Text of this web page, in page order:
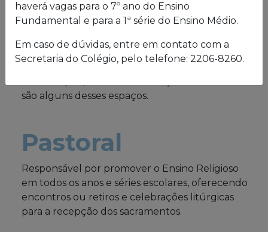
O Colégio oferece uma excelente estrutura para
atender a seus alunos em período integral.
Laboratórios de Química, Física e Biologia; salas
de leitura e de grupo; biblioteca; cybersala;
auditórios; complexo esportivo; piscina
são alguns desses espaços.
Pastoral
Responsável por promover o Ensino Religioso
em todos os anos e séries escolares, oferecendo
encontros ou retiros e celebrações litúrgicas
para a recepção dos sacramentos.
haverá vagas para o 7º ano do Ensino
Fundamental e para a 1ª série do Ensino Médio.
Em caso de dúvidas, entre em contato com a
Secretaria do Colégio, pelo telefone: 2206-8260.